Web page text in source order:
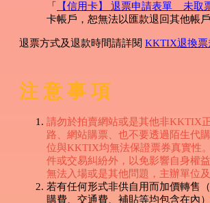
「 【信用卡】 退票申請表單 _ 未取
卡帳戶，恕無法以匯款退回其他帳
退票方式及退款時間請詳閱 KKTIX退換票
注 意 事 項
請勿於拍賣網站或是其他非KKTIX
路、網站購票、也不要透過陌生代
位與KKTIX均無法保證票券真實性
件或交易糾紛外，以免影響自身權
無法入場或是其他問題，主辦單位
若有任何形式非供自用而加價轉售
購費、交通費、補貼等均包含在內